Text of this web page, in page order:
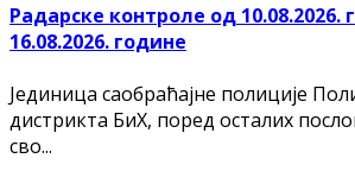
Радарске контроле од 10.08.2026.
16.08.2026. године
Јединица саобраћајне полиције
дистрикта БиХ, поред осталих
сво...